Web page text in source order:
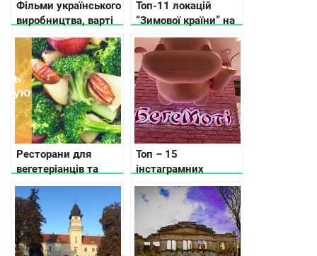
Фільми українського
виробництва, варті
вашої уваги
Топ-11 локацій
“Зимової країни” на
ВДНГ
Ресторани для
вегетеріанців та
сироїдів в різних
містах України
Топ – 15
інстаграмних
закладів Львова